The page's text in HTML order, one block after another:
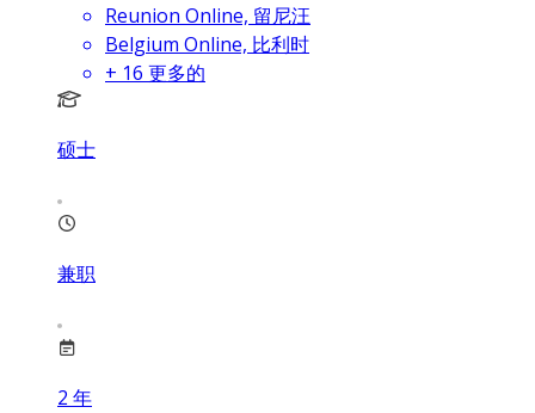
Reunion Online, 留尼汪
Belgium Online, 比利时
+ 16 更多的
硕士
兼职
2 年